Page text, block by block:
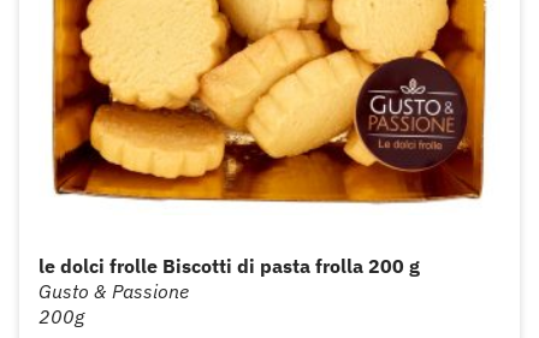
le dolci frolle Biscotti di pasta frolla 200 g
Gusto & Passione
200g